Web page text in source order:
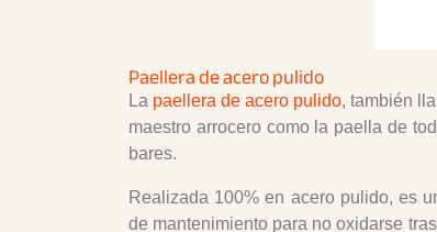
Paellera de acero pulido
La paellera de acero pulido, también
maestro arrocero como la paella de
bares.
Realizada 100% en acero pulido, es
de mantenimiento para no oxidarse